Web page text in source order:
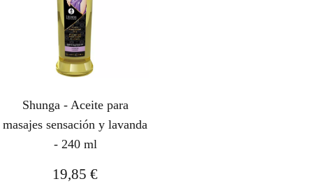
Shunga - Aceite para
masajes sensación y lavanda
- 240 ml
19,85€